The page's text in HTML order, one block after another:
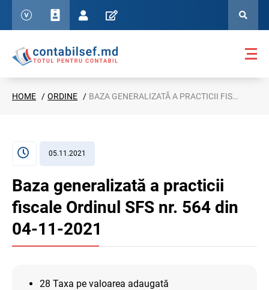
HOME ORDINE BAZA GENERALIZATĂ A PRACTICII FISCALE ORDINUL SFS NR. 564 DIN 04-11-2021
05.11.2021
Baza generalizată a practicii
fiscale Ordinul SFS nr. 564 din
04-11-2021
28 Taxa pe valoarea adaugată